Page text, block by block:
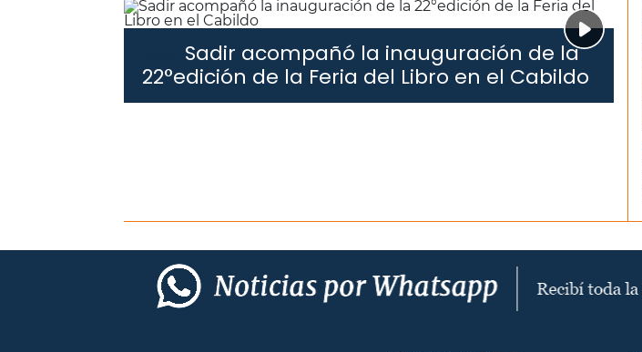
Sadir acompañó la inauguración de la
22°edición de la Feria del Libro en el Cabildo